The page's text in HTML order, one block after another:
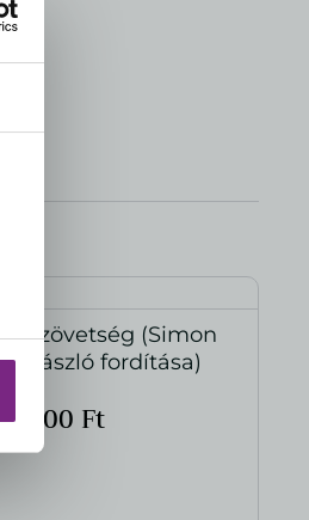
MEGTEKINTÉS
Újszövetség (Simon
T. László fordítása)
4.900 Ft